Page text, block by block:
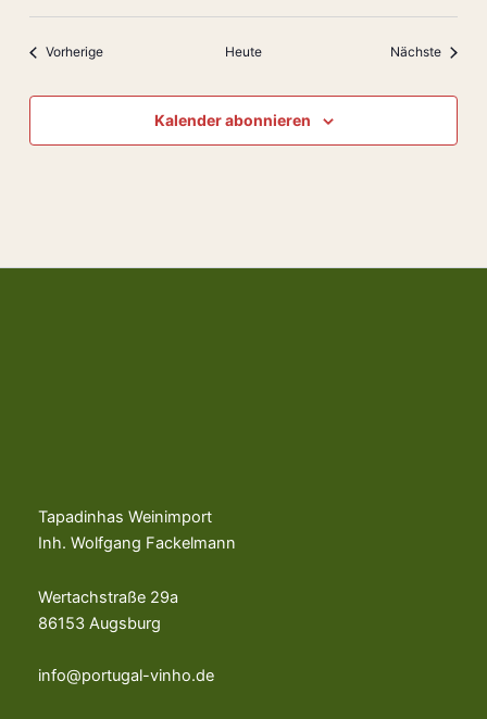
VorherigeVeranstaltungen Heute Nächste
Kalender abonnieren
Tapadinhas Weinimport
Inh. Wolfgang Fackelmann
Wertachstraße 29a
86153 Augsburg
info@portugal-vinho.de